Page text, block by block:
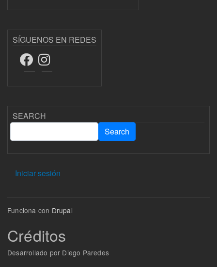
SÍGUENOS EN REDES
SEARCH
Search Search
USER ACCOUNT MENU
Iniciar sesión
Funciona con Drupal
Créditos
Desarrollado por Diego Paredes